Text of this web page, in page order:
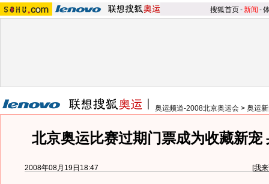
搜狐首页-新闻 -
奥运频道-2008北京奥运会 > 奥运
北京奥运比赛过期门票成为收藏新宠
2008年08月19日18:47 [我